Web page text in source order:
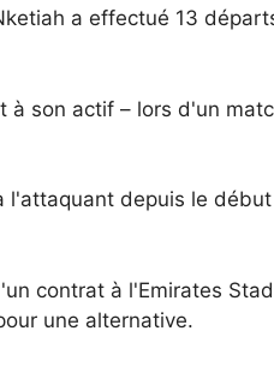
a effectué 13
à son actif – lors d'un
l'attaquant depuis le
contrat à l'Emirates
une alternative.